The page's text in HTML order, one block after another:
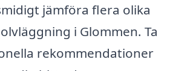
jämföra flera olika
i Glommen. Ta
rekommendationer